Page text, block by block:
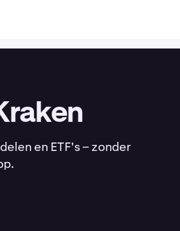
en ETF's – zonder